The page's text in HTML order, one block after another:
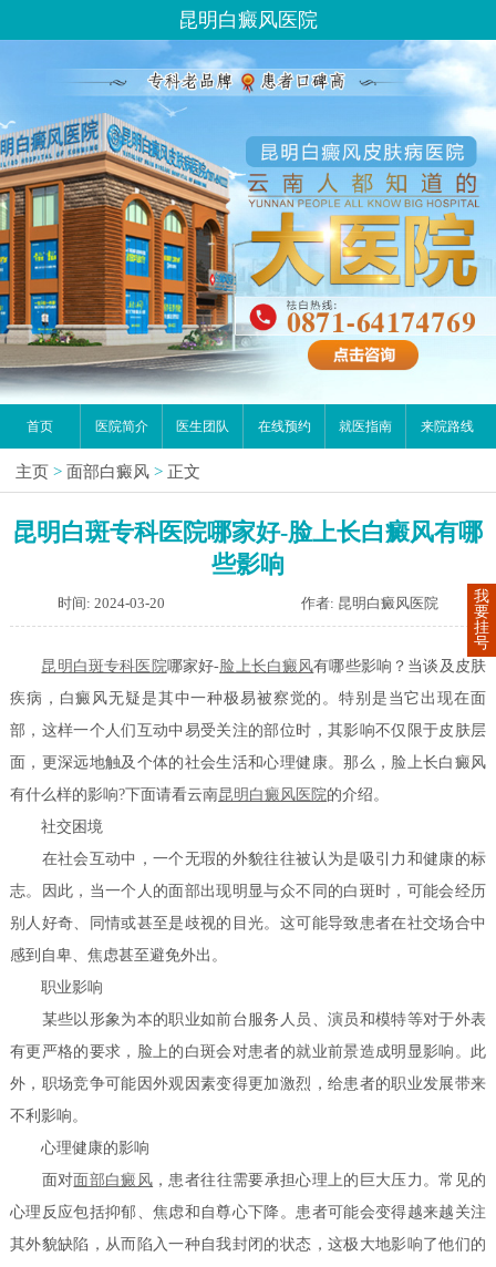
昆明白癜风医院
首页 医院简介 医生团队 在线预约 就医指南 来院路线
主页 > 面部白癜风 > 正文
昆明白斑专科医院哪家好-脸上长白癜风有哪
些影响
时间: 2024-03-20 作者: 昆明白癜风医院
昆明白斑专科医院哪家好-脸上长白癜风有哪些影响？当谈及皮肤
疾病，白癜风无疑是其中一种极易被察觉的。特别是当它出现在面
部，这样一个人们互动中易受关注的部位时，其影响不仅限于皮肤层
面，更深远地触及个体的社会生活和心理健康。那么，脸上长白癜风
有什么样的影响?下面请看云南昆明白癜风医院的介绍。
社交困境
在社会互动中，一个无瑕的外貌往往被认为是吸引力和健康的标
志。因此，当一个人的面部出现明显与众不同的白斑时，可能会经历
别人好奇、同情或甚至是歧视的目光。这可能导致患者在社交场合中
感到自卑、焦虑甚至避免外出。
职业影响
某些以形象为本的职业如前台服务人员、演员和模特等对于外表
有更严格的要求，脸上的白斑会对患者的就业前景造成明显影响。此
外，职场竞争可能因外观因素变得更加激烈，给患者的职业发展带来
不利影响。
心理健康的影响
面对面部白癜风 ，患者往往需要承担心理上的巨大压力。常见的
心理反应包括抑郁、焦虑和自尊心下降。患者可能会变得越来越关注
其外貌缺陷，从而陷入一种自我封闭的状态，这极大地影响了他们的
我
要
挂
号